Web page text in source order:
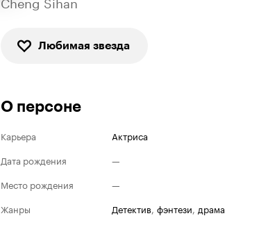
Любимая звезда
О персоне
Карьера
Актриса
Дата рождения
—
Место рождения
—
Жанры
детектив, фэнтези, драма